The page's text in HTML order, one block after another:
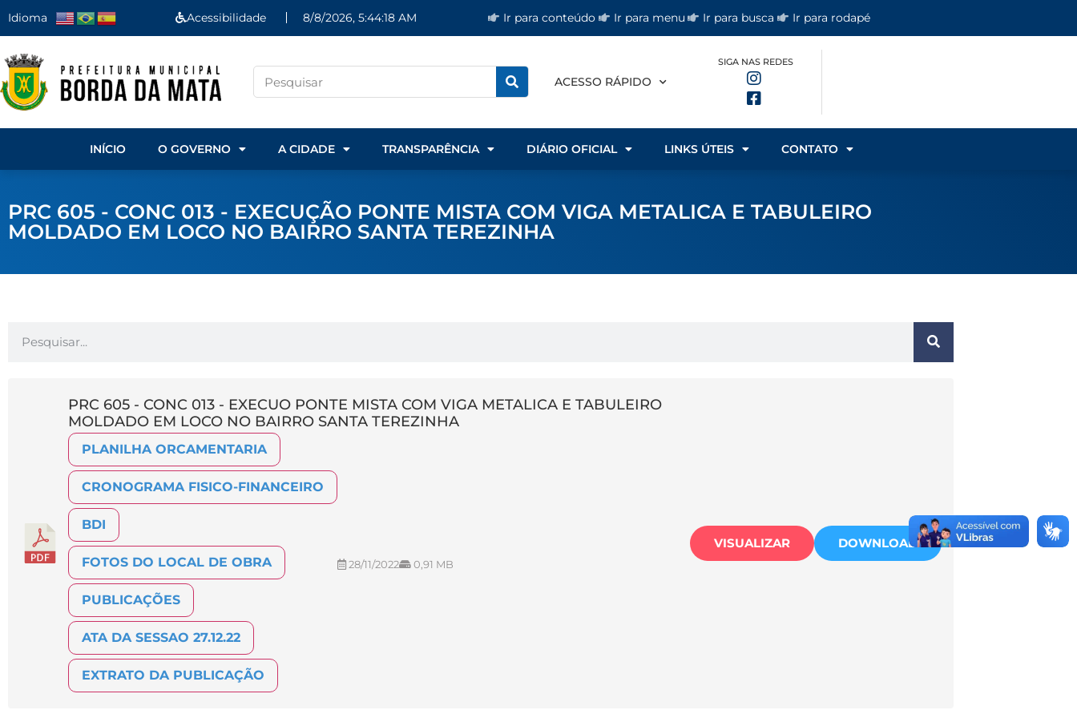
Idioma Acessibilidade 8/8/2026, 5:44:18 AM Ir para conteúdo Ir para menu Ir para busca Ir para rodapé
ACESSO RÁPIDO
SIGA NAS REDES
INÍCIO O GOVERNO A CIDADE TRANSPARÊNCIA DIÁRIO OFICIAL LINKS ÚTEIS CONTATO
PRC 605 - CONC 013 - EXECUÇÃO PONTE MISTA COM VIGA METALICA E TABULEIRO
MOLDADO EM LOCO NO BAIRRO SANTA TEREZINHA
PRC 605 - CONC 013 - EXECUO PONTE MISTA COM VIGA METALICA E TABULEIRO
MOLDADO EM LOCO NO BAIRRO SANTA TEREZINHA
PLANILHA ORCAMENTARIA
CRONOGRAMA FISICO-FINANCEIRO
BDI
FOTOS DO LOCAL DE OBRA
PUBLICAÇÕES
ATA DA SESSAO 27.12.22
EXTRATO DA PUBLICAÇÃO
28/11/2022 0,91 MB
VISUALIZAR DOWNLOAD